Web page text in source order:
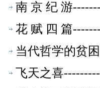
南 京 纪 游
花 赋 四 篇
当代哲学的贫
飞天之喜